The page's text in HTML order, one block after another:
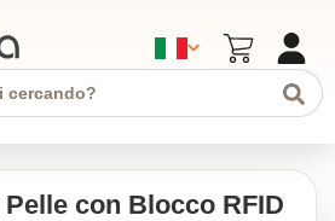
con Blocco RFID